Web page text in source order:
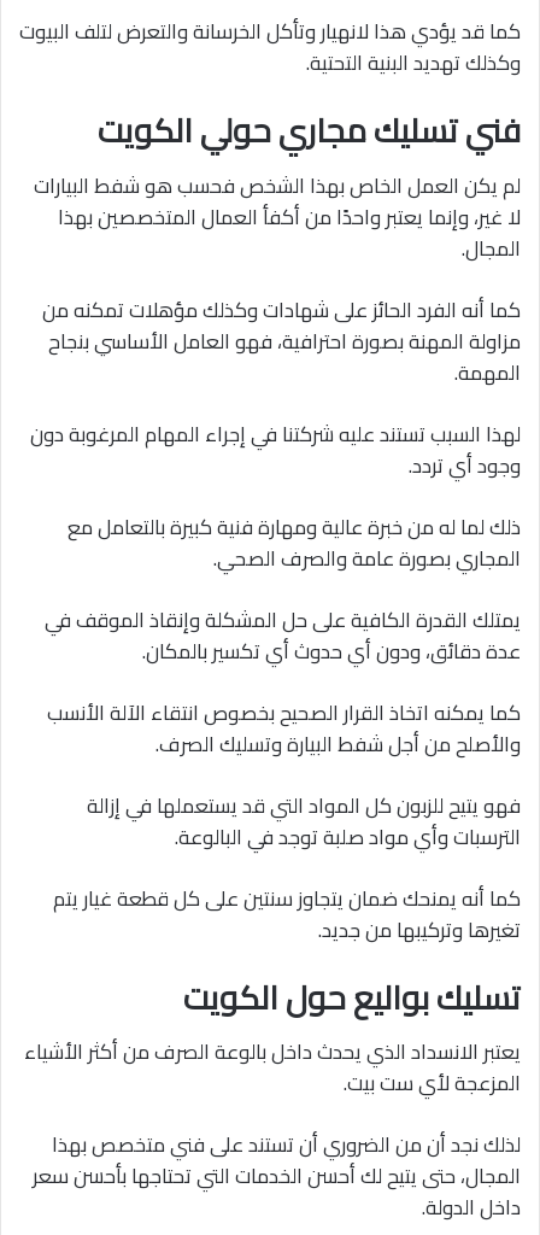
كما قد يؤدي هذا لانهيار وتأكل الخرسانة والتعرض لتلف البيوت
وكذلك تهديد البنية التحتية.
فني تسليك مجاري حولي الكويت
لم يكن العمل الخاص بهذا الشخص فحسب هو شفط البيارات
لا غير، وإنما يعتبر واحدًا من أكفأ العمال المتخصصين بهذا
المجال.
كما أنه الفرد الحائز على شهادات وكذلك مؤهلات تمكنه من
مزاولة المهنة بصورة احترافية، فهو العامل الأساسي بنجاح
المهمة.
لهذا السبب تستند عليه شركتنا في إجراء المهام المرغوبة دون
وجود أي تردد.
ذلك لما له من خبرة عالية ومهارة فنية كبيرة بالتعامل مع
المجاري بصورة عامة والصرف الصحي.
يمتلك القدرة الكافية على حل المشكلة وإنقاذ الموقف في
عدة دقائق، ودون أي حدوث أي تكسير بالمكان.
كما يمكنه اتخاذ القرار الصحيح بخصوص انتقاء الآلة الأنسب
والأصلح من أجل شفط البيارة وتسليك الصرف.
فهو يتيح للزبون كل المواد التي قد يستعملها في إزالة
الترسبات وأي مواد صلبة توجد في البالوعة.
كما أنه يمنحك ضمان يتجاوز سنتين على كل قطعة غيار يتم
تغيرها وتركيبها من جديد.
تسليك بواليع حول الكويت
يعتبر الانسداد الذي يحدث داخل بالوعة الصرف من أكثر الأشياء
المزعجة لأي ست بيت.
لذلك نجد أن من الضروري أن تستند على فني متخصص بهذا
المجال، حتى يتيح لك أحسن الخدمات التي تحتاجها بأحسن سعر
داخل الدولة.